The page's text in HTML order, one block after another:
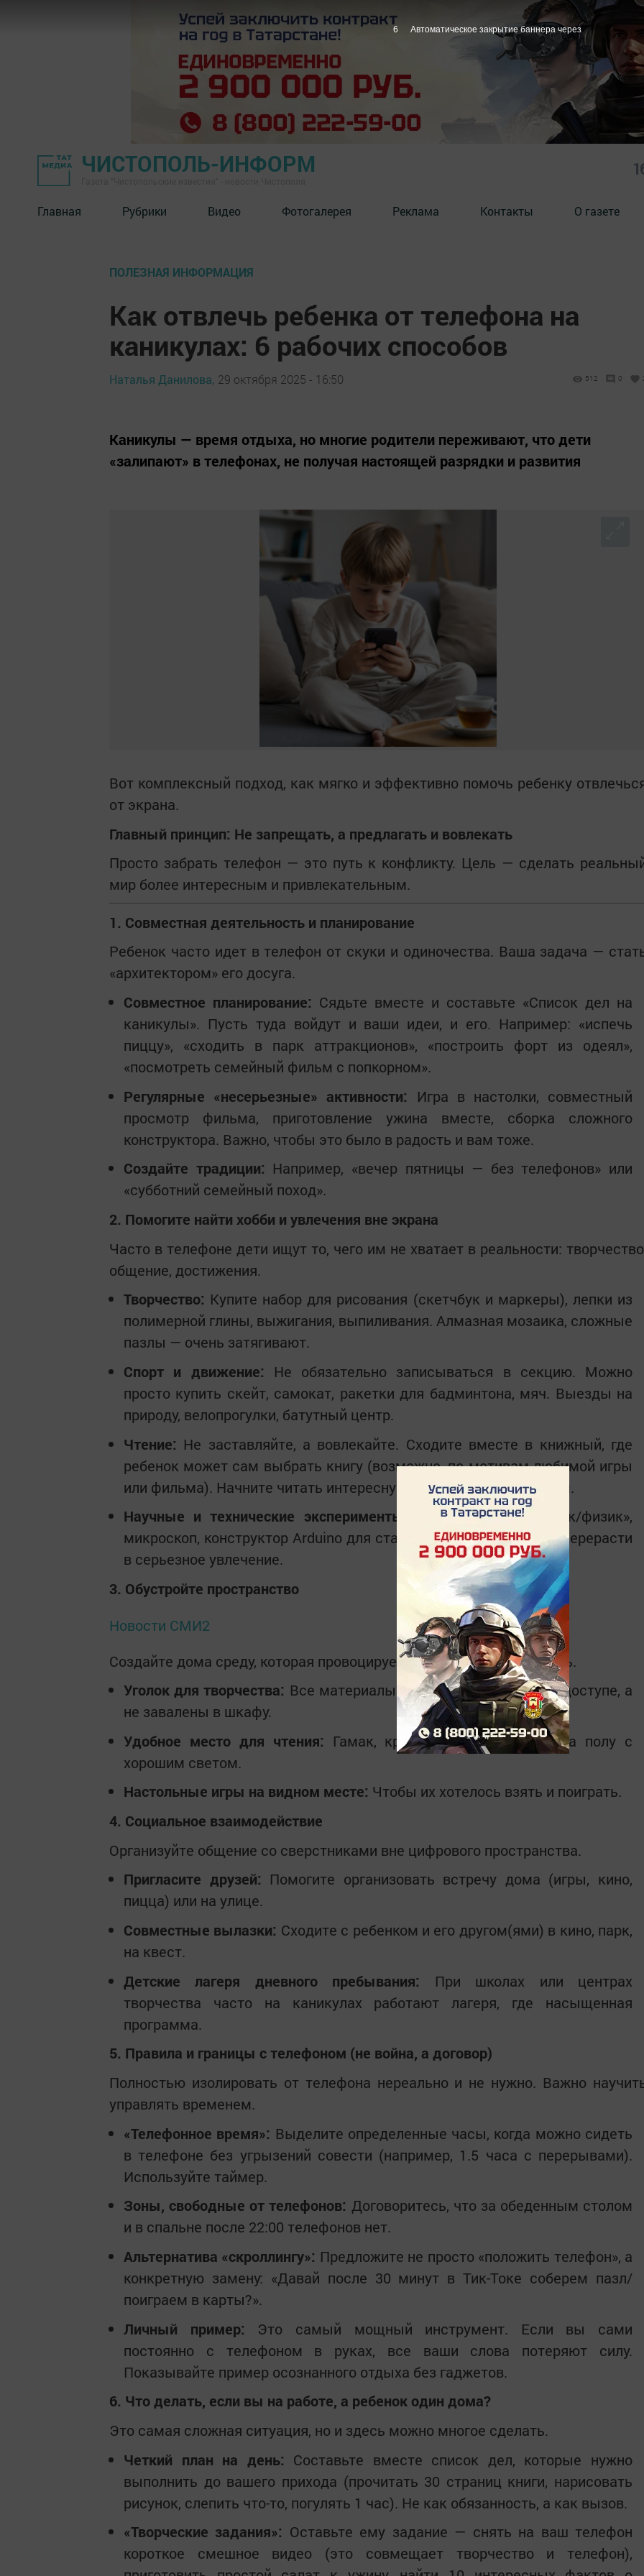
ЧИСТОПОЛЬ-ИНФОРМ
Главная Рубрики Видео Фотогалерея Реклама Контакты О газете
ПОЛЕЗНАЯ ИНФОРМАЦИЯ
Как отвлечь ребенка от телефона на
каникулах: 6 рабочих способов
Наталья Данилова, 29 октября 2025 - 16:50 512 0
Каникулы — время отдыха, но многие родители переживают, что дети
«залипают» в телефонах, не получая настоящей разрядки и развития
Вот комплексный подход, как мягко и эффективно помочь ребенку
от экрана.
Главный принцип: Не запрещать, а предлагать и вовлекать
Просто забрать телефон — это путь к конфликту. Цель — сделать
мир более интересным и привлекательным.
1. Совместная деятельность и планирование
Ребенок часто идет в телефон от скуки и одиночества. Ваша задача —
«архитектором» его досуга.
Совместное планирование: Сядьте вместе и составьте «Список дел на
каникулы». Пусть туда войдут и ваши идеи, и его. Например: «испечь
пиццу», «сходить в парк аттракционов», «построить форт из одеял»,
«посмотреть семейный фильм с попкорном».
Регулярные «несерьезные» активности: Игра в настолки, совместный
просмотр фильма, приготовление ужина вместе, сборка сложного
конструктора. Важно, чтобы это было в радость и вам тоже.
Создайте традиции: Например, «вечер пятницы — без телефонов» или
«субботний семейный поход».
2. Помогите найти хобби и увлечения вне экрана
Часто в телефоне дети ищут то, чего им не хватает в реальности:
общение, достижения.
Творчество: Купите набор для рисования (скетчбук и маркеры), лепки из
полимерной глины, выжигания, выпиливания. Алмазная мозаика, сложные
пазлы — очень затягивают.
Спорт и движение: Не обязательно записываться в секцию. Можно
просто купить скейт, самокат, ракетки для бадминтона, мяч. Выезды на
природу, велопрогулки, батутный центр.
Чтение: Не заставляйте, а вовлекайте. Сходите вместе в книжный, где
ребенок может сам выбрать книгу (возможно, по мотивам любимой игры
или фильма). Начните читать интересную книгу вслух по вечерам.
Научные и технические эксперименты:
Наборы «Юный химик/физик»,
микроскоп, конструктор Arduino для старших детей. Это может перерасти
в серьезное увлечение.
3. Обустройте пространство
Новости СМИ2
Создайте дома среду, которая провоцирует на другую деятельность.
Уголок для творчества: Все материалы должны быть в легком доступе, а
не завалены в шкафу.
Удобное место для чтения: Гамак, кресло-мешок, подушки на полу с
хорошим светом.
Настольные игры на видном месте: Чтобы их хотелось взять и поиграть.
4. Социальное взаимодействие
Организуйте общение со сверстниками вне цифрового пространства.
Пригласите друзей: Помогите организовать встречу дома (игры, кино,
пицца) или на улице.
Совместные вылазки: Сходите с ребенком и его другом(ями) в кино, парк,
на квест.
Детские лагеря дневного пребывания: При школах или центрах
творчества часто на каникулах работают лагеря, где насыщенная
программа.
5. Правила и границы с телефоном (не война, а договор)
Полностью изолировать от телефона нереально и не нужно. Важно
управлять временем.
«Телефонное время»: Выделите определенные часы, когда можно сидеть
в телефоне без угрызений совести (например, 1.5 часа с перерывами).
Используйте таймер.
Зоны, свободные от телефонов: Договоритесь, что за обеденным столом
и в спальне после 22:00 телефонов нет.
Альтернатива «скроллингу»: Предложите не просто «положить телефон», а
конкретную замену: «Давай после 30 минут в Тик-Токе соберем пазл/
поиграем в карты?».
Личный пример: Это самый мощный инструмент. Если вы сами
постоянно с телефоном в руках, все ваши слова потеряют силу.
Показывайте пример осознанного отдыха без гаджетов.
6. Что делать, если вы на работе, а ребенок один дома?
Это самая сложная ситуация, но и здесь можно многое сделать.
Четкий план на день: Составьте вместе список дел, которые нужно
выполнить до вашего прихода (прочитать 30 страниц книги, нарисовать
рисунок, слепить что-то, погулять 1 час). Не как обязанность, а как вызов.
«Творческие задания»: Оставьте ему задание — снять на ваш телефон
короткое смешное видео (это совмещает творчество и телефон),
5 Автоматическое закрытие баннера через